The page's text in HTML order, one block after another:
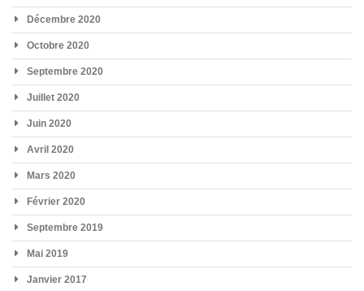
Décembre 2020
Octobre 2020
Septembre 2020
Juillet 2020
Juin 2020
Avril 2020
Mars 2020
Février 2020
Septembre 2019
Mai 2019
Janvier 2017